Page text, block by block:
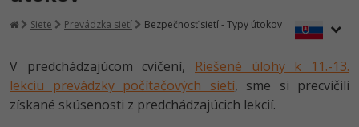
Kurzy programovania
Java -80%
-80%
Kurzy e-commerce
Testovanie softvéru
Siete Prevádzka sietí Bezpečnosť sietí - Typy útokov
V predchádzajúcom cvičení, Riešené úlohy k 11.-13.
lekciu prevádzky počítačových sietí, sme si precvičili
získané skúsenosti z predchádzajúcich lekcií.